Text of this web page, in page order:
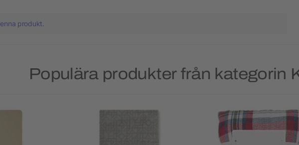
produkt.
Populära produkter från kategorin